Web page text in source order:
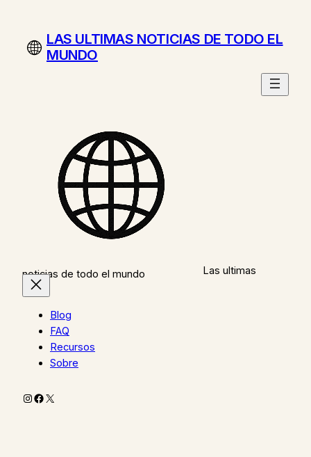
contenidoLAS ULTIMAS NOTICIAS DE TODO EL
MUNDO
Las ultimas
noticias de todo el mundo
Blog
FAQ
Recursos
Sobre
Instagram
Facebook
X